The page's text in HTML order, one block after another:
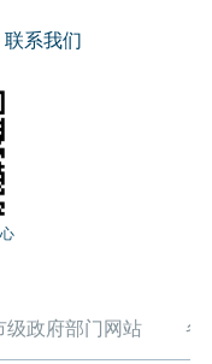
联系我们
级政府部门网站 各